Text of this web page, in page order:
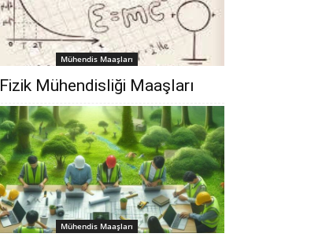
Mühendis Maaşları
Fizik Mühendisliği Maaşları
Mühendis Maaşları